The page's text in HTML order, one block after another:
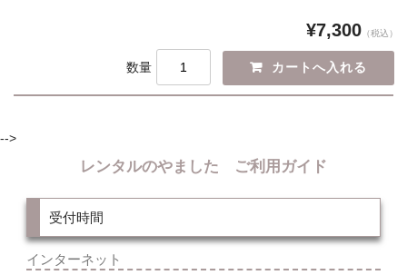
¥7,300 （税込）
数量
-->
レンタルのやました ご利用ガイド
受付時間
インターネット